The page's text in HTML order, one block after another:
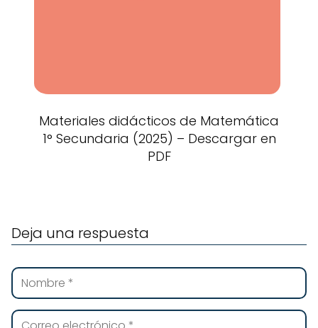
Materiales didácticos de Matemática
1° Secundaria (2025) – Descargar en
PDF
Deja una respuesta